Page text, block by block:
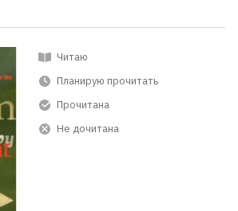
Читаю
Планирую прочитать
Прочитана
Не дочитана